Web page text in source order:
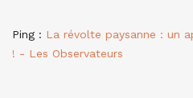
Ping : La révolte paysanne : un
! - Les Observateurs